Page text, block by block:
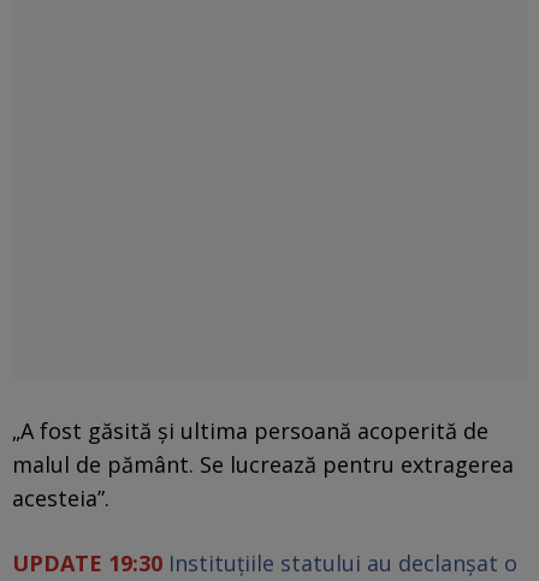
„A fost găsită și ultima persoană acoperită de
malul de pământ. Se lucrează pentru extragerea
acesteia”.
UPDATE 19:30 Instituţiile statului au declanşat o